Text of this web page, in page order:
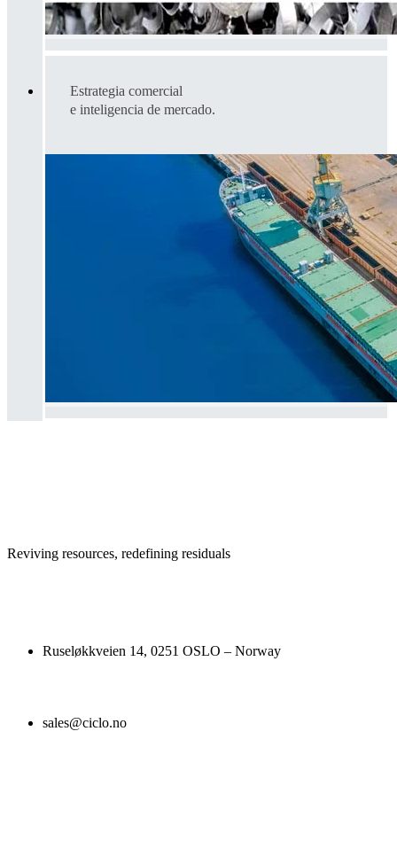
Estrategia comercial
e inteligencia de mercado.
Reviving resources, redefining residuals
Ruseløkkveien 14, 0251 OSLO – Norway
sales@ciclo.no